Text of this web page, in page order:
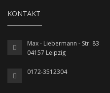
KONTAKT
Max - Liebermann - Str. 83
04157 Leipzig
0172-3512304